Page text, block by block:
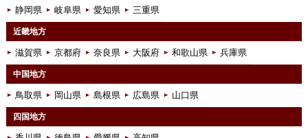
静岡県 岐阜県 愛知県 三重県
近畿地方
滋賀県 京都府 奈良県 大阪府 和歌山県 兵庫県
中国地方
鳥取県 岡山県 島根県 広島県 山口県
四国地方